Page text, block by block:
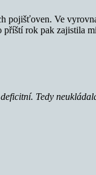
Ve
rok pak zajistila
Tedy